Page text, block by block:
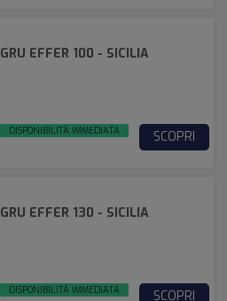
GRU EFFER 100 - SICILIA
DISPONIBILITÀ IMMEDIATA SCOPRI
GRU EFFER 130 - SICILIA
DISPONIBILITÀ IMMEDIATA SCOPRI